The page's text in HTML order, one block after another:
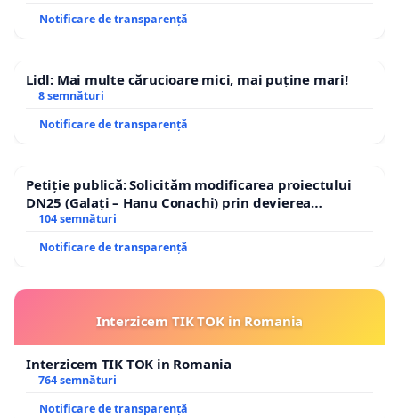
Notificare de transparență
Lidl: Mai multe cărucioare mici, mai puține mari!
8 semnături
Notificare de transparență
Petiție publică: Solicităm modificarea proiectului
DN25 (Galați – Hanu Conachi) prin devierea
traseului în afara localităților!
104 semnături
Notificare de transparență
Interzicem TIK TOK in Romania
Interzicem TIK TOK in Romania
764 semnături
Notificare de transparență